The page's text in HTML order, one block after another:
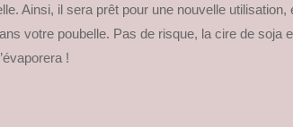
Ainsi, il sera prêt pour une nouvelle
votre poubelle. Pas de risque, la cire de
!